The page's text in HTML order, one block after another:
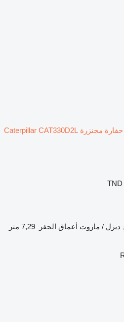
حفارة مجنزرة Caterpillar CAT330D2L
TND
ديزل / مازوت أعماق الحفر
7,29 متر